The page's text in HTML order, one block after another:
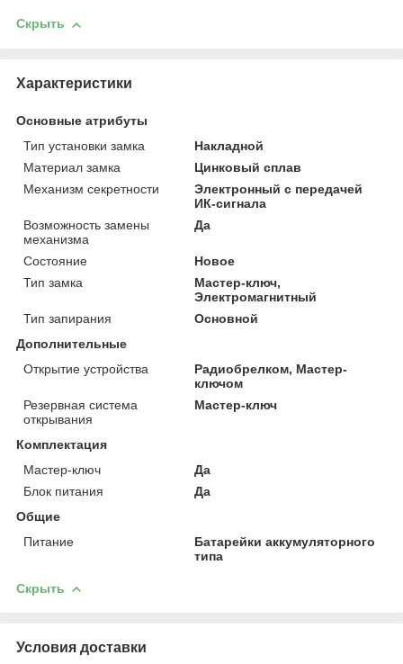
Скрыть
Характеристики
Основные атрибуты
Тип установки замка
Накладной
Материал замка
Цинковый сплав
Механизм секретности
Электронный с передачей
ИК-сигнала
Возможность замены
механизма
Да
Состояние
Новое
Тип замка
Мастер-ключ,
Электромагнитный
Тип запирания
Основной
Дополнительные
Открытие устройства
Радиобрелком, Мастер-
ключом
Резервная система
открывания
Мастер-ключ
Комплектация
Мастер-ключ
Да
Блок питания
Да
Общие
Питание
Батарейки аккумуляторного
типа
Скрыть
Условия доставки